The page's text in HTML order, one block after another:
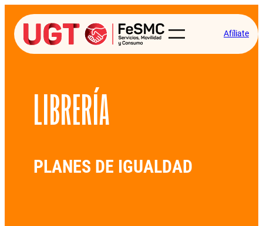
Afíliate
LIBRERÍA
PLANES DE IGUALDAD